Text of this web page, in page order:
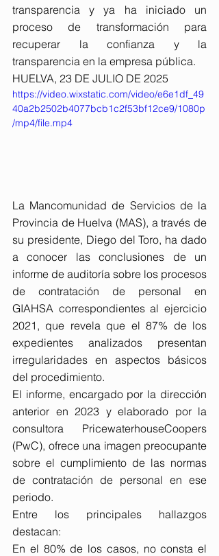
transparencia y ya ha iniciado un
proceso de transformación para
recuperar la confianza y la
transparencia en la empresa pública.
HUELVA, 23 DE JULIO DE 2025
https://video.wixstatic.com/video/e6e1df_49
40a2b2502b4077bcb1c2f53bf12ce9/1080p
/mp4/file.mp4
La Mancomunidad de Servicios de la
Provincia de Huelva (MAS), a través de
su presidente, Diego del Toro, ha dado
a conocer las conclusiones de un
informe de auditoría sobre los procesos
de contratación de personal en
GIAHSA correspondientes al ejercicio
2021, que revela que el 87% de los
expedientes analizados presentan
irregularidades en aspectos básicos
del procedimiento.
El informe, encargado por la dirección
anterior en 2023 y elaborado por la
consultora PricewaterhouseCoopers
(PwC), ofrece una imagen preocupante
sobre el cumplimiento de las normas
de contratación de personal en ese
periodo.
Entre los principales hallazgos
destacan:
En el 80% de los casos, no consta el